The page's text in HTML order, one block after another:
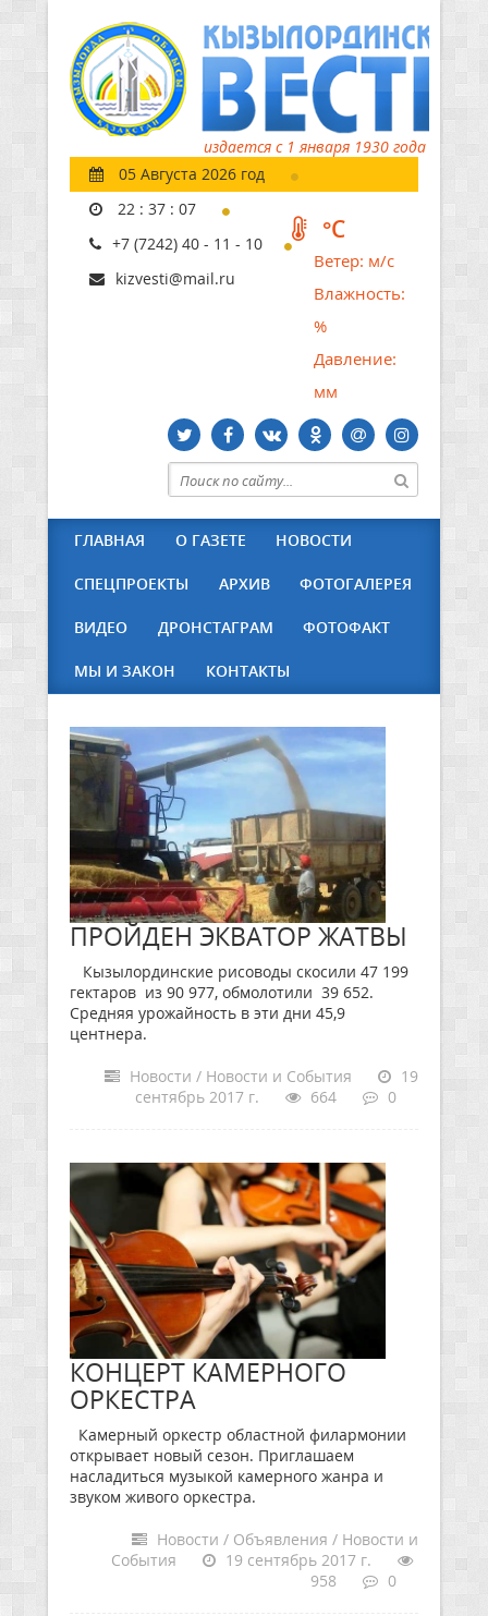
издается с 1 января 1930 года
05 Августа 2026 год
22 : 37 : 08
+7 (7242) 40 - 11 - 10
kizvesti@mail.ru
°C
Ветер: м/с
Влажность:
%
Давление:
мм
ГЛАВНАЯ О ГАЗЕТЕ НОВОСТИ
СПЕЦПРОЕКТЫ АРХИВ ФОТОГАЛЕРЕЯ
ВИДЕО ДРОНСТАГРАМ ФОТОФАКТ
МЫ И ЗАКОН КОНТАКТЫ
ПРОЙДЕН ЭКВАТОР ЖАТВЫ
Кызылординские рисоводы скосили 47 199
гектаров из 90 977, обмолотили 39 652.
Средняя урожайность в эти дни 45,9
центнера.
Новости / Новости и События
19
сентябрь 2017 г.
664 0
КОНЦЕРТ КАМЕРНОГО
ОРКЕСТРА
Камерный оркестр областной филармонии
открывает новый сезон. Приглашаем
насладиться музыкой камерного жанра и
звуком живого оркестра.
Новости / Объявления / Новости и
События
19 сентябрь 2017 г.
958
0